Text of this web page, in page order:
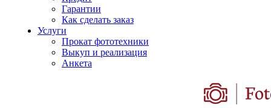
Гарантии
Как сделать заказ
Услуги
Прокат фототехники
Выкуп и реализация
Анкета